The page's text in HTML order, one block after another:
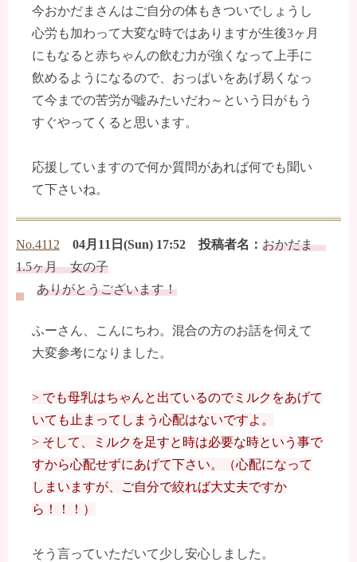
今おかだまさんはご自分の体もきついでしょうし
心労も加わって大変な時ではありますが生後3ヶ月
にもなると赤ちゃんの飲む力が強くなって上手に
飲めるようになるので、おっぱいをあげ易くなっ
て今までの苦労が嘘みたいだわ～という日がもう
すぐやってくると思います。
応援していますので何か質問があれば何でも聞い
て下さいね。
No.4112 04月11日(Sun) 17:52 投稿者名： おかだま
1.5ヶ月 女の子
ありがとうございます！
ふーさん、こんにちわ。混合の方のお話を伺えて
大変参考になりました。
> でも母乳はちゃんと出ているのでミルクをあげて
いても止まってしまう心配はないですよ。
> そして、ミルクを足すと時は必要な時という事で
すから心配せずにあげて下さい。（心配になって
しまいますが、ご自分で絞れば大丈夫ですか
ら！！！）
そう言っていただいて少し安心しました。